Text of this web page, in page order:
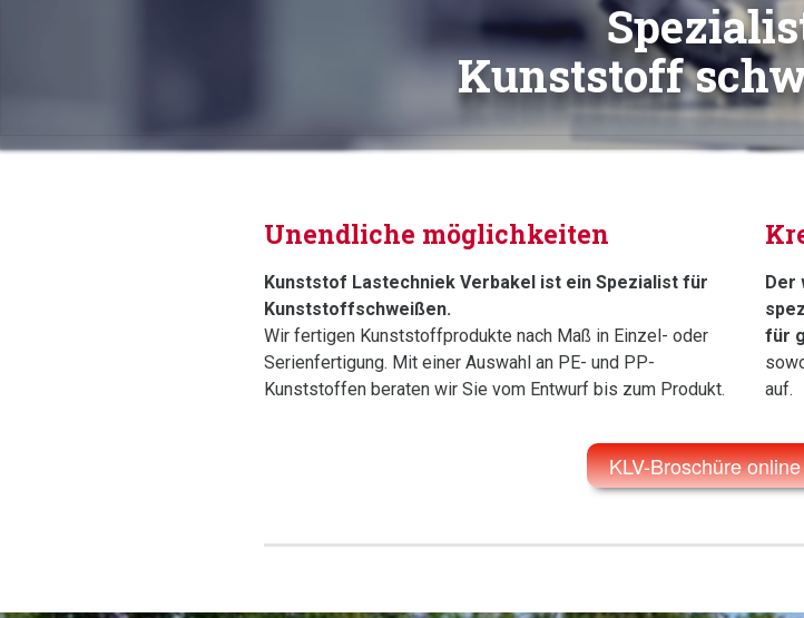
Kunststoff
Unendliche möglichkeiten
Kunststof Lastechniek Verbakel ist ein Spezialist für
Kunststoffschweißen.
Wir fertigen Kunststoffprodukte nach Maß in Einzel- oder
Serienfertigung. Mit einer Auswahl an PE- und PP-
Kunststoffen beraten wir Sie vom Entwurf bis zum Produkt.
Der
für
auf.
KLV-Broschüre